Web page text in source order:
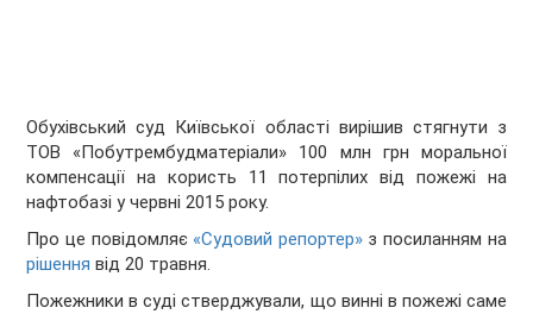
Обухівський суд Київської області вирішив стягнути з
ТОВ «Побутрембудматеріали» 100 млн грн моральної
компенсації на користь 11 потерпілих від пожежі на
нафтобазі у червні 2015 року.
Про це повідомляє «Судовий репортер»з посиланням на
рішення від 20 травня.
Пожежники в суді стверджували, що винні в пожежі саме